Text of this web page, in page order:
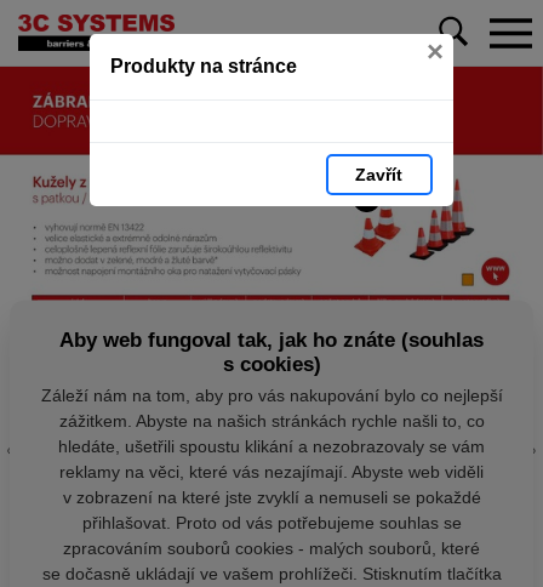
Produkty na stránce ×
Zavřít
Aby web fungoval tak, jak ho znáte (souhlas
s cookies)
Záleží nám na tom, aby pro vás nakupování bylo co nejlepší
zážitkem. Abyste na našich stránkách rychle našli to, co
hledáte, ušetřili spoustu klikání a nezobrazovaly se vám
reklamy na věci, které vás nezajímají. Abyste web viděli
v zobrazení na které jste zvyklí a nemuseli se pokaždé
přihlašovat. Proto od vás potřebujeme souhlas se
zpracováním souborů cookies - malých souborů, které
se dočasně ukládají ve vašem prohlížeči. Stisknutím tlačítka